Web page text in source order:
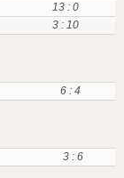
13 : 0
3 : 10
6 : 4
3 : 6